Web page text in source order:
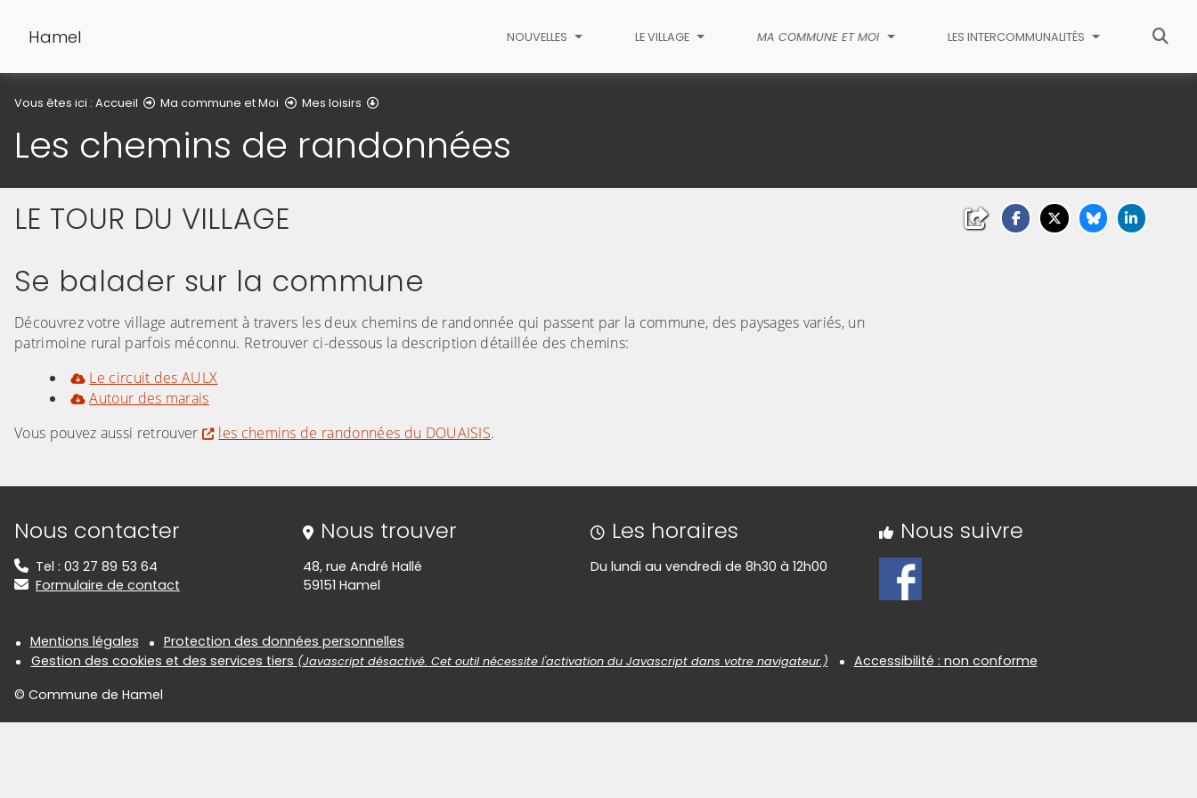
Hamel NOUVELLES LE VILLAGE MA COMMUNE ET MOI LES INTERCOMMUNALITÉS
Vous êtes ici : Accueil Ma commune et Moi Mes loisirs
Les chemins de randonnées
LE TOUR DU VILLAGE
Se balader sur la commune
Découvrez votre village autrement à travers les deux chemins de randonnée qui passent par la commune, des paysages variés, un
patrimoine rural parfois méconnu. Retrouver ci-dessous la description détaillée des chemins:
Le circuit des AULX
Autour des marais
Vous pouvez aussi retrouver
les chemins de randonnées du DOUAISIS.
Informations de contact
Nous contacter
Tel : 03 27 89 53 64
Formulaire de contact
Nous trouver
48, rue André Hallé
59151 Hamel
Les horaires
Du lundi au vendredi de 8h30 à 12h00
Nous suivre
Informations réglementaires
Mentions légales
Protection des données personnelles
Gestion des cookies et des services tiers (Javascript désactivé. Cet outil nécessite l'activation du Javascript dans votre navigateur.)
Accessibilité : non conforme
© Commune de Hamel